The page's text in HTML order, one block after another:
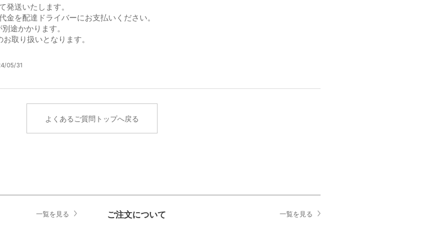
発送いたします。
金を配達ドライバーにお支払いください。
途かかります。
取り扱いとなります。
05/31
よくあるご質問トップへ戻る
一覧を見る ご注文について 一覧を見る